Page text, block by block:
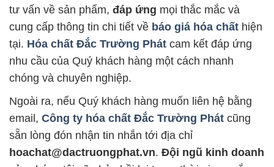
tư vấn về sản phẩm, đáp ứng mọi thắc mắc và
cung cấp thông tin chi tiết về báo giá hóa chất hiện
tại. Hóa chất Đắc Trường Phát cam kết đáp ứng
nhu cầu của Quý khách hàng một cách nhanh
chóng và chuyên nghiệp.
Ngoài ra, nếu Quý khách hàng muốn liên hệ bằng
email, Công ty hóa chất Đắc Trường Phát cũng
sẵn lòng đón nhận tin nhắn tới địa chỉ
hoachat@dactruongphat.vn. Đội ngũ kinh doanh